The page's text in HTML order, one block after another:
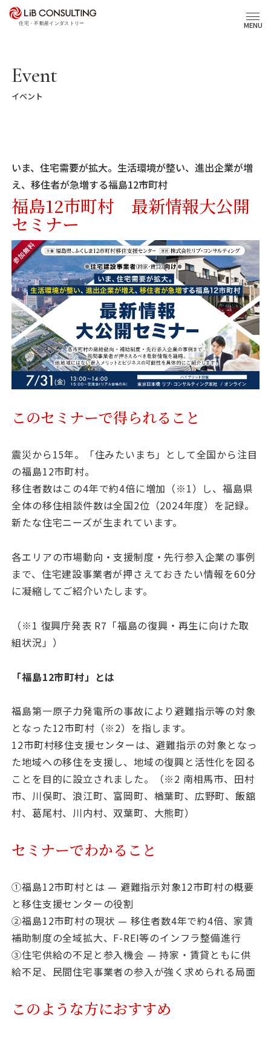
MENU
プロジェクト事例
エキスパート
事業本部理念
会社概要
03-6281-9596
資料請求 最新セミナー
お問い合わせ
Event
イベント
いま、住宅需要が拡大。生活環境が整い、進出企業が増
え、移住者が急増する福島12市町村
福島12市町村 最新情報大公開
セミナー
このセミナーで得られること
震災から15年。「住みたいまち」として全国から注目
の福島12市町村。
移住者数はこの4年で約4倍に増加（※1）し、福島県
全体の移住相談件数は全国2位（2024年度）を記録。
新たな住宅ニーズが生まれています。
各エリアの市場動向・支援制度・先行参入企業の事例
まで、住宅建設事業者が押さえておきたい情報を60分
に凝縮してご紹介いたします。
（※1 復興庁発表 R7「福島の復興・再生に向けた取
組状況」）
「福島12市町村」とは
福島第一原子力発電所の事故により避難指示等の対象
となった12市町村（※2）を指します。
12市町村移住支援センターは、避難指示の対象となっ
た地域への移住を支援し、地域の復興と活性化を図る
ことを目的に設立されました。（※2 南相馬市、田村
市、川俣町、浪江町、富岡町、楢葉町、広野町、飯舘
村、葛尾村、川内村、双葉町、大熊町）
セミナーでわかること
①福島12市町村とは — 避難指示対象12市町村の概要
と移住支援センターの役割
②福島12市町村の現状 — 移住者数4年で約4倍、家賃
補助制度の全域拡大、F-REI等のインフラ整備進行
③住宅供給の不足と参入機会 — 持家・賃貸ともに供
給不足、民間住宅事業者の参入が強く求められる局面
このような方におすすめ